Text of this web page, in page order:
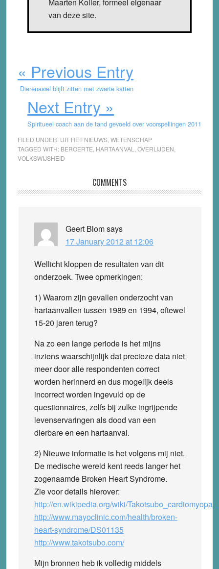
van deze site.
« Previous Entry
Dierenasiel blijft zitten met zwarte katten
Next Entry »
Spiritueel coach aan de tand gevoeld over voorspellingen 2011
FILED UNDER: UIT HET NIEUWS, WETENSCHAP
TAGGED WITH: BEROERTE HARTAANVAL OVERLIJDEN
VOLKSWIJSHEID
Interactions
COMMENTS
Geert Blomsays
17 January 2012 at 12:06
Wellicht kloppen de resultaten van dit
onderzoek. Twee opmerkingen:
1) Waarom zijn gevallen onderzocht van
hartaanvallen tussen 1989 en 1994, oftewel
15-20 jaren terug?
Na zo een lange periode is het mijns
inziens waarschijnlijk dat precieze data niet
meer door alle respondenten correct
worden herinnerd en dus mogelijk deels
incorrect worden ingevuld op de
questionnaires, zelfs bij zulke ingrijpende
levenservaringen als dood van een
dierbare en een hartaanval.
2) Nieuwe informatie is het volgens mij niet.
De medische wereld kent reeds langer het
zogenaamde Broken Heart Syndrome.
Zie voor details hierover:
http://en.wikipedia.org/wiki/
http://www.mayoclinic.com/health/broken-
heart-syndrome/DS01135
http://www.takotsubo.com/
Mijn bronnen heb ik volledig middels